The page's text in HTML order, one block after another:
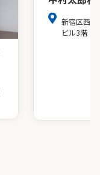
新宿区西
ビル3階